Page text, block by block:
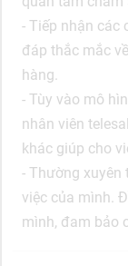
- Tiếp nhận các
đáp thắc mắc
hàng.
- Tùy vào mô
nhân viên
khác giúp cho
- Thường xuyên
việc của mình.
mình, đam bảo